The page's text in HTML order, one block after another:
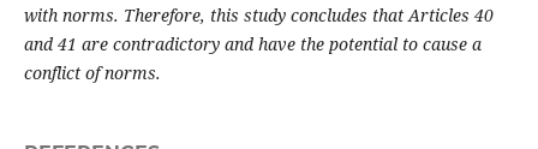
with norms. Therefore, this study concludes that Articles 40
and 41 are contradictory and have the potential to cause a
conflict of norms.